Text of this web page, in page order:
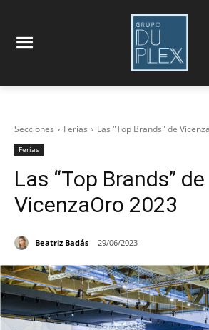
Secciones Ferias Las "Top Brands" de
Ferias
Las “Top Brands” de
VicenzaOro 2023
Beatriz Badás 29/06/2023